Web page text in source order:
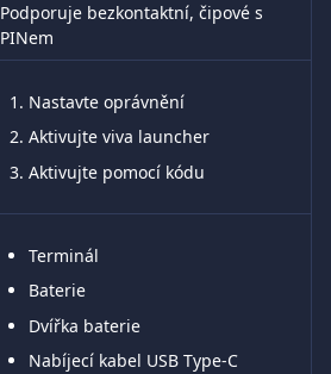
Podporuje bezkontaktní, čipové s
PINem
Nastavte oprávnění
Aktivujte viva launcher
Aktivujte pomocí kódu
Terminál
Baterie
Dvířka baterie
Nabíjecí kabel USB Type-C